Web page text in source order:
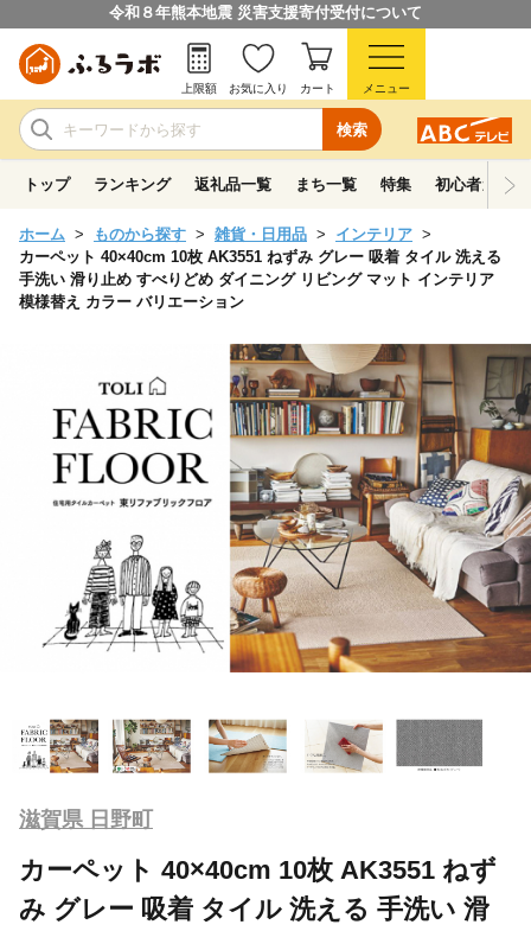
令和８年熊本地震 災害支援寄付受付について
検索
上限額 お気に入り カート メニュー
トップ ランキング 返礼品一覧 まち一覧 特集 初心者ガイド
ホーム ものから探す 雑貨・日用品
インテリア
カーペット 40×40cm 10枚 AK3551 ねずみ グレー 吸着 タイル 洗える
手洗い 滑り止め すべりどめ ダイニング リビング マット インテリア
模様替え カラー バリエーション
滋賀県 日野町
カーペット 40×40cm 10枚 AK3551 ねず
み グレー 吸着 タイル 洗える 手洗い 滑